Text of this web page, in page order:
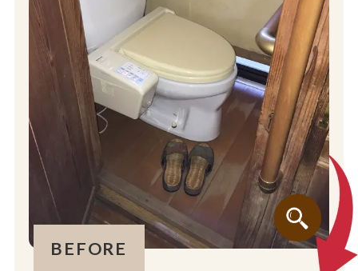
BEFORE